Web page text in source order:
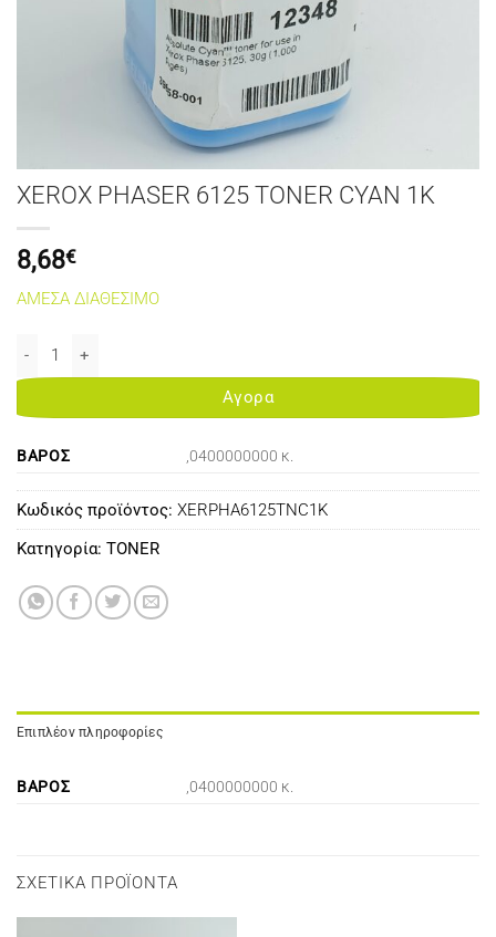
XEROX PHASER 6125 TONER CYAN 1K
8,68€
ΑΜΕΣΑ ΔΙΑΘΕΣΙΜΟ
XEROX PHASER 6125 TONER CYAN 1K ποσότητα
Αγορα
ΒΆΡΟΣ ,0400000000 κ.
Κωδικός προϊόντος: XERPHA6125TNC1K
Κατηγορία: TONER
Επιπλέον πληροφορίες
ΒΆΡΟΣ ,0400000000 κ.
ΣΧΕΤΙΚΆ ΠΡΟΪΌΝΤΑ